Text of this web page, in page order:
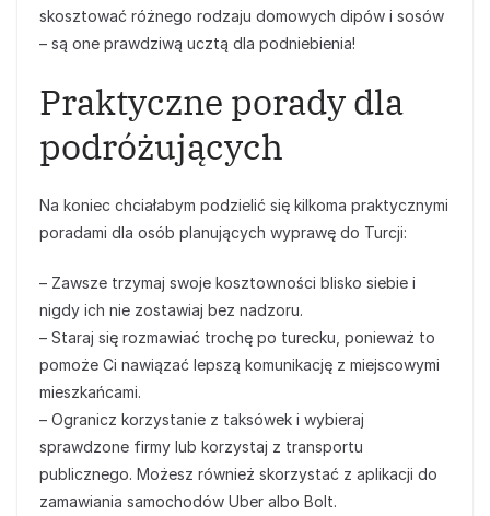
skosztować różnego rodzaju domowych dipów i sosów
– są one prawdziwą ucztą dla podniebienia!
Praktyczne porady dla
podróżujących
Na koniec chciałabym podzielić się kilkoma praktycznymi
poradami dla osób planujących wyprawę do Turcji:
– Zawsze trzymaj swoje kosztowności blisko siebie i
nigdy ich nie zostawiaj bez nadzoru.
– Staraj się rozmawiać trochę po turecku, ponieważ to
pomoże Ci nawiązać lepszą komunikację z miejscowymi
mieszkańcami.
– Ogranicz korzystanie z taksówek i wybieraj
sprawdzone firmy lub korzystaj z transportu
publicznego. Możesz również skorzystać z aplikacji do
zamawiania samochodów Uber albo Bolt.